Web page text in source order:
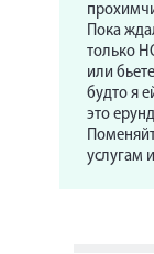
Пока
только
или
будто я
это
услугам